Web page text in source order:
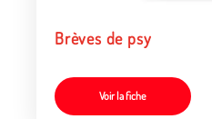
Brèves de psy
Voir la fiche